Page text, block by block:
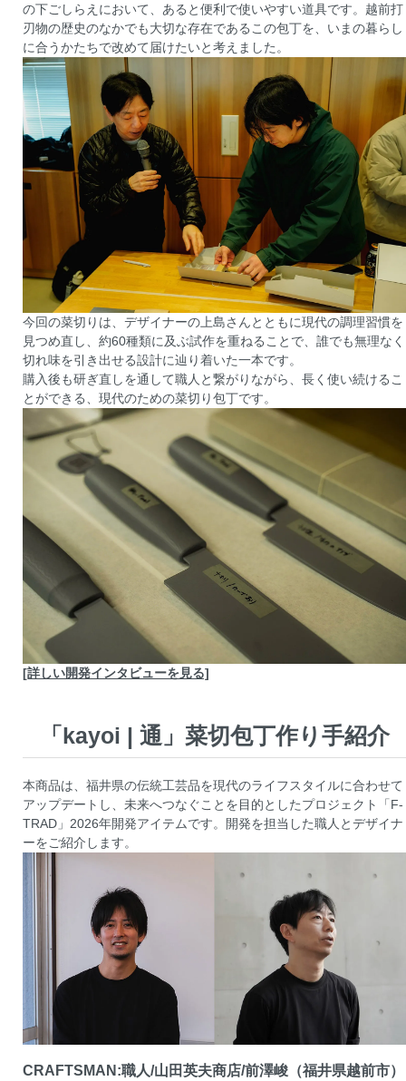
の下ごしらえにおいて、あると便利で使いやすい道具です。越前打
刃物の歴史のなかでも大切な存在であるこの包丁を、いまの暮らし
に合うかたちで改めて届けたいと考えました。
今回の菜切りは、デザイナーの上島さんとともに現代の調理習慣を
見つめ直し、約60種類に及ぶ試作を重ねることで、誰でも無理なく
切れ味を引き出せる設計に辿り着いた一本です。
購入後も研ぎ直しを通して職人と繋がりながら、長く使い続けるこ
とができる、現代のための菜切り包丁です。
[詳しい開発インタビューを見る]
「kayoi | 通」菜切包丁作り手紹介
本商品は、福井県の伝統工芸品を現代のライフスタイルに合わせて
アップデートし、未来へつなぐことを目的としたプロジェクト「F-
TRAD」2026年開発アイテムです。開発を担当した職人とデザイナ
ーをご紹介します。
CRAFTSMAN:職人/山田英夫商店/前澤峻（福井県越前市）